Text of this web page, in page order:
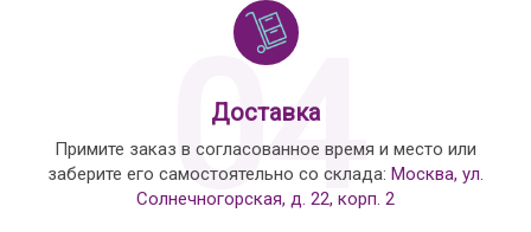
04
Доставка
Примите заказ в согласованное время и место или
заберите его самостоятельно со склада: Москва, ул.
Солнечногорская, д. 22, корп. 2